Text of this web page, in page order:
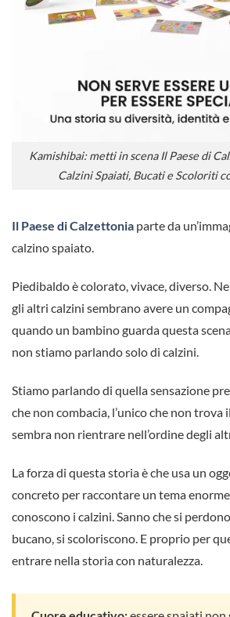
Kamishibai: metti in scena Il Paese di
Calzini Spaiati, Bucati e Scoloriti
Il Paese di Calzettonia parte da
calzino spaiato.
Piedibaldo è colorato, vivace, diverso.
gli altri calzini sembrano avere un
quando un bambino guarda questa
non stiamo parlando solo di calzini.
Stiamo parlando di quella sensazione
che non combacia, l’unico che non trova
sembra non rientrare nell’ordine degli
La forza di questa storia è che usa un
concreto per raccontare un tema
conoscono i calzini. Sanno che si
bucano, si scoloriscono. E proprio per
entrare nella storia con naturalezza.